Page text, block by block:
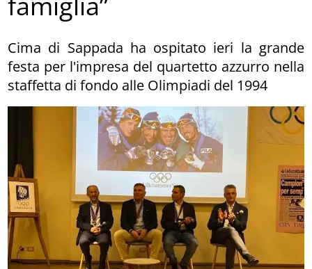
Cima di Sappada ha ospitato ieri la grande
festa per l'impresa del quartetto azzurro nella
staffetta di fondo alle Olimpiadi del 1994